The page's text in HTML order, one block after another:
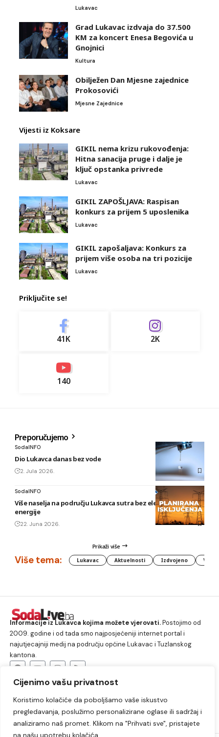
Cijenimo vašu privatnost
Koristimo kolačiće da poboljšamo vaše iskustvo
pregledavanja, poslužimo personalizirane oglase ili sadržaj i
analiziramo naš promet. Klikom na "Prihvati sve", pristajete
na našu upotrebu kolačića.
Lukavac
Grad Lukavac izdvaja do 37.500
KM za koncert Enesa Begovića u
Gnojnici
Kultura
Obilježen Dan Mjesne zajednice
Prokosovići
Mjesne Zajednice
Vijesti iz Koksare
GIKIL nema krizu rukovođenja:
Hitna sanacija pruge i dalje je
ključ opstanka privrede
Lukavac
GIKIL ZAPOŠLJAVA: Raspisan
konkurs za prijem 5 uposlenika
Lukavac
GIKIL zapošaljava: Konkurs za
prijem više osoba na tri pozicije
Lukavac
Priključite se!
41K 2K
140
Preporučujemo
SodaINFO
Dio Lukavca danas bez vode
2. Jula 2026.
SodaINFO
Više naselja na području Lukavca sutra bez električne
energije
22. Juna 2026.
Prikaži više
Više tema: Lukavac Aktuelnosti Izdvojeno
Informacije iz Lukavca kojima možete vjerovati.Postojimo od
2009. godine i od tada smo najposjećeniji internet portal i
najutjecajniji medij na području općine Lukavac i Tuzlanskog
kantona.
Lukavac Društvo Crna hronika
Sport
Kultura
Kolumne Slobodno vrijeme